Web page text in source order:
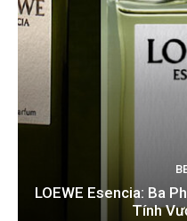
LOEWE Esencia: Ba
Tính